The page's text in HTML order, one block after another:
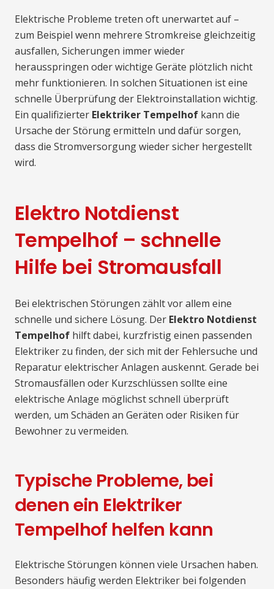
Elektrische Probleme treten oft unerwartet auf –
zum Beispiel wenn mehrere Stromkreise gleichzeitig
ausfallen, Sicherungen immer wieder
herausspringen oder wichtige Geräte plötzlich nicht
mehr funktionieren. In solchen Situationen ist eine
schnelle Überprüfung der Elektroinstallation wichtig.
Ein qualifizierter Elektriker Tempelhof kann die
Ursache der Störung ermitteln und dafür sorgen,
dass die Stromversorgung wieder sicher hergestellt
wird.
Elektro Notdienst
Tempelhof – schnelle
Hilfe bei Stromausfall
Bei elektrischen Störungen zählt vor allem eine
schnelle und sichere Lösung. Der Elektro Notdienst
Tempelhof hilft dabei, kurzfristig einen passenden
Elektriker zu finden, der sich mit der Fehlersuche und
Reparatur elektrischer Anlagen auskennt. Gerade bei
Stromausfällen oder Kurzschlüssen sollte eine
elektrische Anlage möglichst schnell überprüft
werden, um Schäden an Geräten oder Risiken für
Bewohner zu vermeiden.
Typische Probleme, bei
denen ein Elektriker
Tempelhof helfen kann
Elektrische Störungen können viele Ursachen haben.
Besonders häufig werden Elektriker bei folgenden